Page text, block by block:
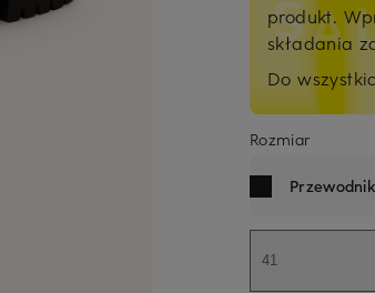
produkt.
składania
Do
Rozmiar
41